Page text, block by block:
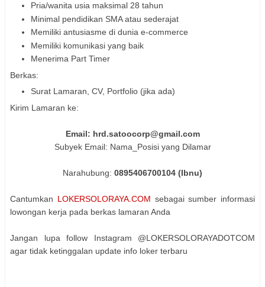
Pria/wanita usia maksimal 28 tahun
Minimal pendidikan SMA atau sederajat
Memiliki antusiasme di dunia e-commerce
Memiliki komunikasi yang baik
Menerima Part Timer
Berkas:
Surat Lamaran, CV, Portfolio (jika ada)
Kirim Lamaran ke:
Email: hrd.satoocorp@gmail.com
Subyek Email: Nama_Posisi yang Dilamar
Narahubung: 0895406700104 (Ibnu)
Cantumkan LOKERSOLORAYA.COM sebagai sumber informasi
lowongan kerja pada berkas lamaran Anda
Jangan lupa follow Instagram @LOKERSOLORAYADOTCOM
agar tidak ketinggalan update info loker terbaru